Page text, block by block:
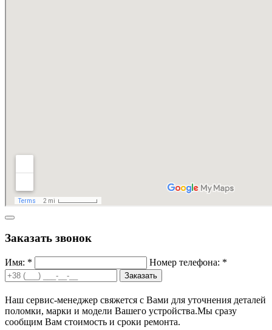
Заказать звонок
Имя: * Номер телефона: *
Заказать
Наш сервис-менеджер свяжется с Вами для уточнения деталей
поломки, марки и модели Вашего устройства.Мы сразу
сообщим Вам стоимость и сроки ремонта.